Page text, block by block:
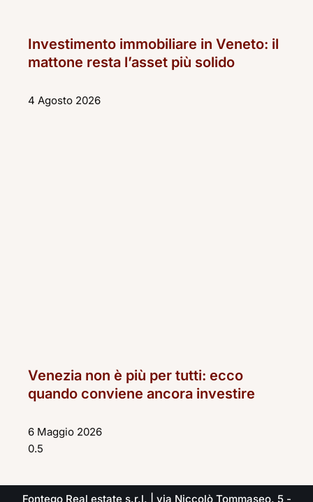
Investimento immobiliare in Veneto: il
mattone resta l’asset più solido
4 Agosto 2026
Venezia non è più per tutti: ecco
quando conviene ancora investire
6 Maggio 2026
Fontego Real estate s.r.l. | via Niccolò Tommaseo, 5 -